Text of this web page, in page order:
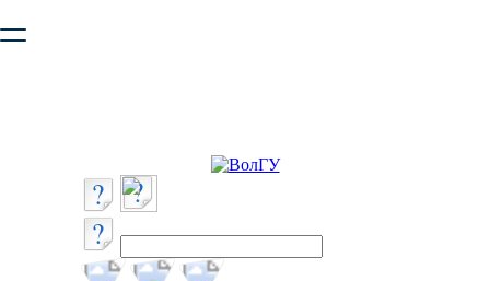
безопасную работу с сайтом. Пожалуйста